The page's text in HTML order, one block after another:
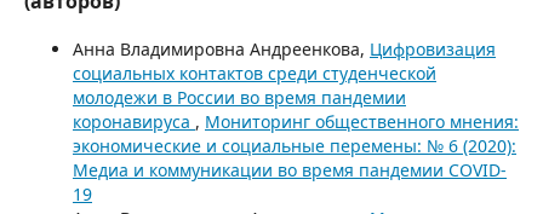
Анна Владимировна Андреенкова, Цифровизация
социальных контактов среди студенческой
молодежи в России во время пандемии
коронавируса , Мониторинг общественного мнения:
экономические и социальные перемены: № 6 (2020):
Медиа и коммуникации во время пандемии COVID-
19